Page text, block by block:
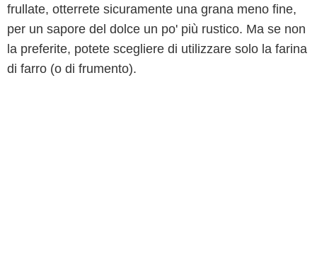
frullate, otterrete sicuramente una grana meno fine,
per un sapore del dolce un po' più rustico. Ma se non
la preferite, potete scegliere di utilizzare solo la farina
di farro (o di frumento).